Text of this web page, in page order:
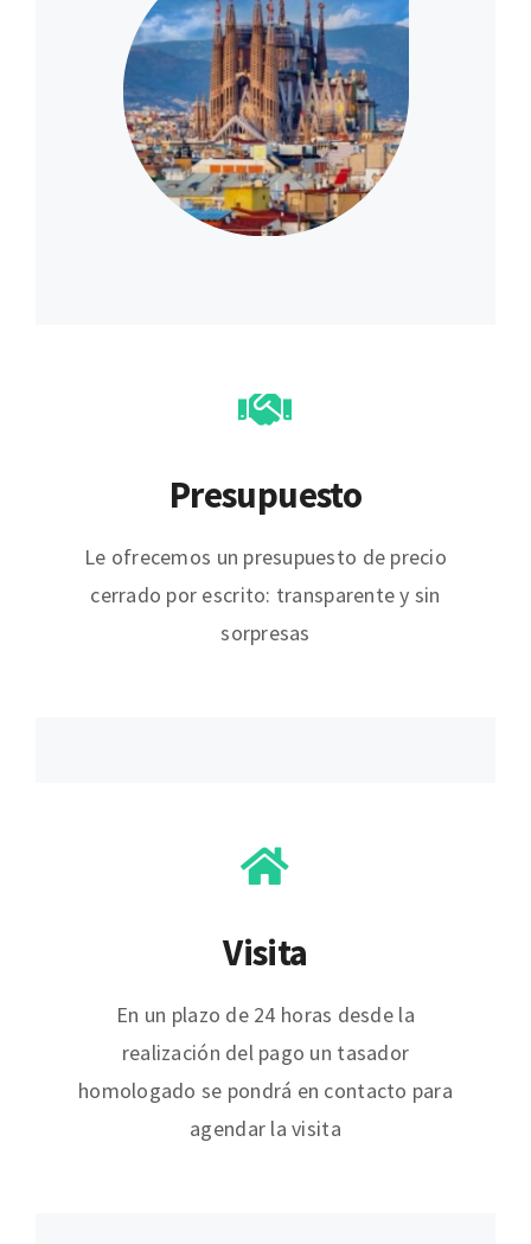
Presupuesto
Le ofrecemos un presupuesto de precio
cerrado por escrito: transparente y sin
sorpresas
Visita
En un plazo de 24 horas desde la
realización del pago un tasador
homologado se pondrá en contacto para
agendar la visita